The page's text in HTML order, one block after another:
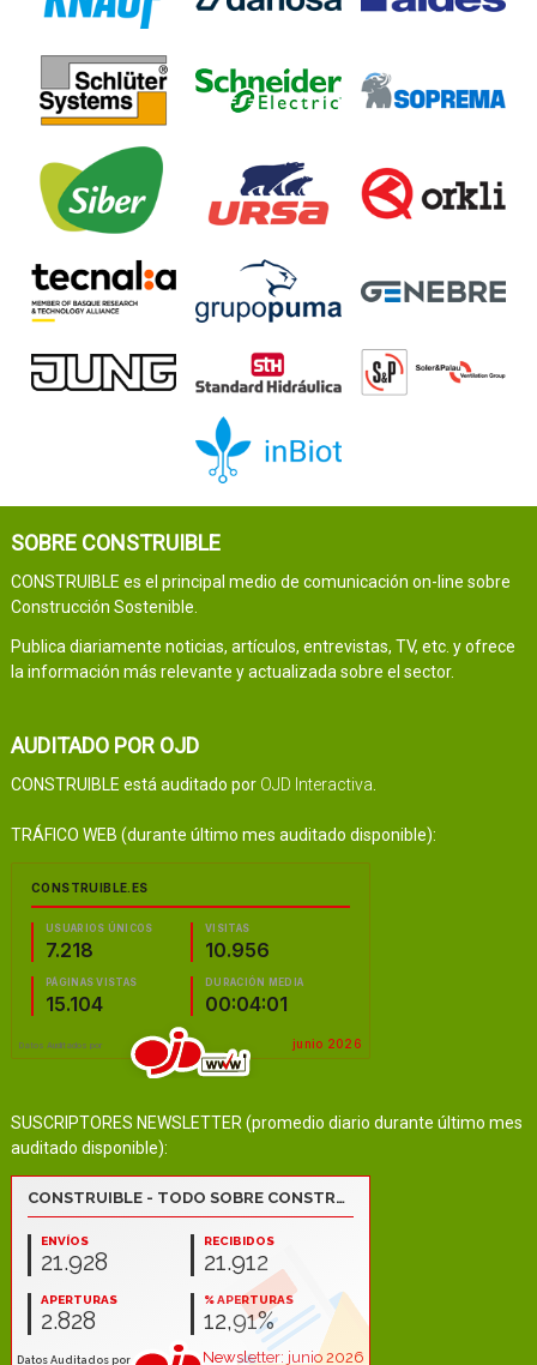
SOBRE CONSTRUIBLE
CONSTRUIBLE es el principal medio de comunicación on-line sobre
Construcción Sostenible.
Publica diariamente noticias, artículos, entrevistas, TV, etc. y ofrece
la información más relevante y actualizada sobre el sector.
AUDITADO POR OJD
CONSTRUIBLE está auditado por OJD Interactiva.
TRÁFICO WEB (durante último mes auditado disponible):
SUSCRIPTORES NEWSLETTER (promedio diario durante último mes
auditado disponible):